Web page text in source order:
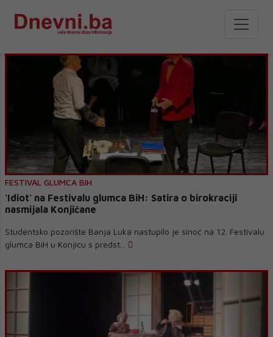
FESTIVAL GLUMCA BIH
'Idiot' na Festivalu glumca BiH: Satira o birokraciji
nasmijala Konjičane
Studentsko pozorište Banja Luka nastupilo je sinoć na 12. Festivalu
glumca BiH u Konjicu s predst...